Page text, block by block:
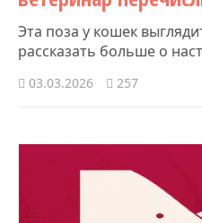
Эта поза у кошек
рассказать больше о
03.03.2026 257